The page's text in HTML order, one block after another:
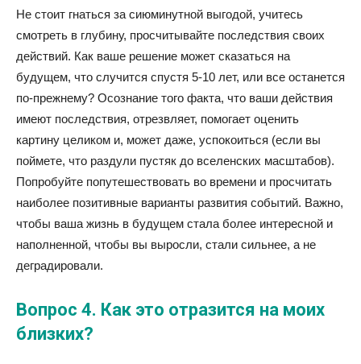
Не стоит гнаться за сиюминутной выгодой, учитесь
смотреть в глубину, просчитывайте последствия своих
действий. Как ваше решение может сказаться на
будущем, что случится спустя 5-10 лет, или все останется
по-прежнему? Осознание того факта, что ваши действия
имеют последствия, отрезвляет, помогает оценить
картину целиком и, может даже, успокоиться (если вы
поймете, что раздули пустяк до вселенских масштабов).
Попробуйте попутешествовать во времени и просчитать
наиболее позитивные варианты развития событий. Важно,
чтобы ваша жизнь в будущем стала более интересной и
наполненной, чтобы вы выросли, стали сильнее, а не
деградировали.
Вопрос 4. Как это отразится на моих
близких?